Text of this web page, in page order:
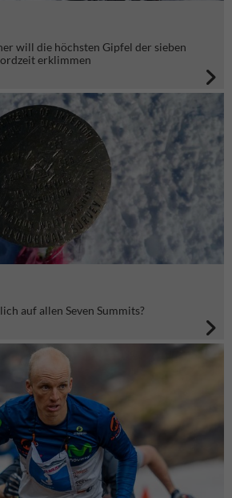
will die höchsten Gipfel der sieben
erklimmen
auf allen Seven Summits?